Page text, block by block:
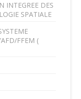
INTEGREE DES
SPATIALE
FFEM (